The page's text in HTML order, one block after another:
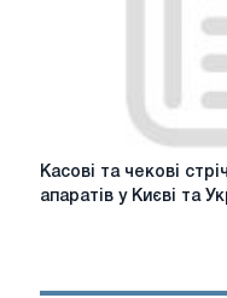
Касові
касових
Касові та чекові
апаратів у Києві та